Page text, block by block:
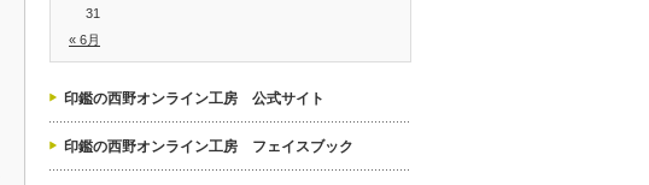
31
« 6月
印鑑の西野オンライン工房 公式サイト
印鑑の西野オンライン工房 フェイスブック